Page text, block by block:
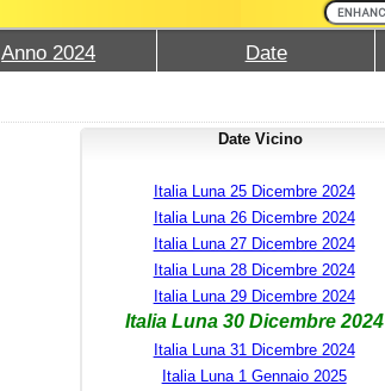
Anno 2024 Date
Date Vicino
Italia Luna 25 Dicembre 2024
Italia Luna 26 Dicembre 2024
Italia Luna 27 Dicembre 2024
Italia Luna 28 Dicembre 2024
Italia Luna 29 Dicembre 2024
Italia Luna 30 Dicembre 2024
Italia Luna 31 Dicembre 2024
Italia Luna 1 Gennaio 2025